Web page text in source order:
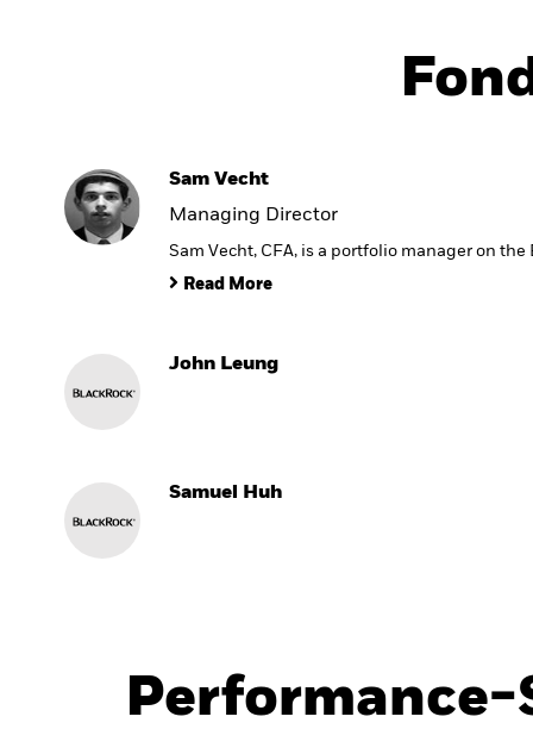
Sam Vecht
Managing Director
Sam Vecht, CFA, is a portfolio manager on
Read More
John Leung
Samuel Huh
Performance-